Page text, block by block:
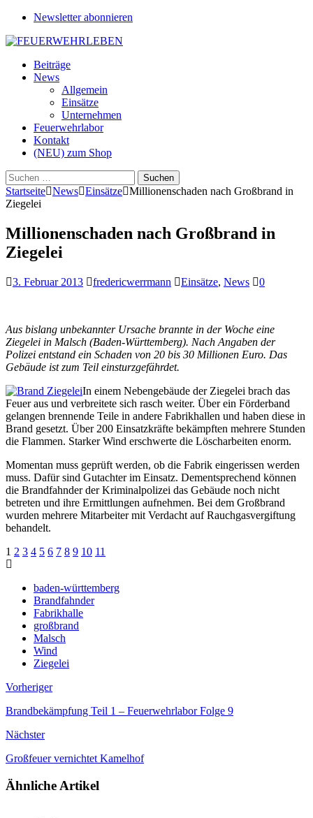
Newsletter abonnieren
Beiträge
News
Allgemein
Einsätze
Unternehmen
Feuerwehrlabor
Kontakt
(NEU) zum Shop
Suchen
nach:
Startseite News Einsätze Millionenschaden nach Großbrand in
Ziegelei
Millionenschaden nach Großbrand in
Ziegelei
3. Februar 2013 fredericwerrmann Einsätze, News 0
Aus bislang unbekannter Ursache brannte in der Woche eine
Ziegelei in Malsch (Baden-Württemberg). Nach Angaben der
Polizei entstand ein Schaden von 20 bis 30 Millionen Euro. Das
Gebäude ist zum Teil einsturzgefährdet.
In einem Nebengebäude der Ziegelei brach das
Feuer aus und verbreitete sich rasch weiter. Über ein Förderband
gelangen brennende Teile in andere Fabrikhallen und haben diese in
Brand gesetzt. Über 200 Einsatzkräfte bekämpften mehrere Stunden
die Flammen. Starker Wind erschwerte die Löscharbeiten enorm.
Momentan muss geprüft werden, ob die Fabrik eingerissen werden
muss. Dafür sind Gutachter im Einsatz. Dementsprechend können
die Brandfahnder der Kriminalpolizei das Gebäude noch nicht
betreten und ihre Ermittlungen aufnehmen. Bei dem Großbrand
wurden mehrere Mitarbeiter mit Verdacht auf Rauchgasvergiftung
behandelt.
1 2 3 4 5 6 7 8 9 10 11
baden-württemberg
Brandfahnder
Fabrikhalle
großbrand
Malsch
Wind
Ziegelei
Vorheriger
Brandbekämpfung Teil 1 – Feuerwehrlabor Folge 9
Nächster
Großfeuer vernichtet Kamelhof
Ähnliche Artikel